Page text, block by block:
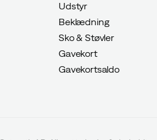
Udstyr
Beklædning
Sko & Støvler
Gavekort
Gavekortsaldo